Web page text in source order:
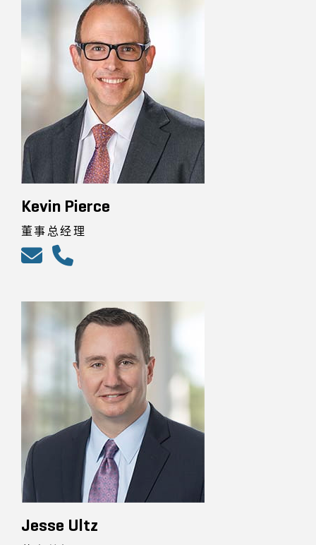
Kevin Pierce
董事总经理
Jesse Ultz